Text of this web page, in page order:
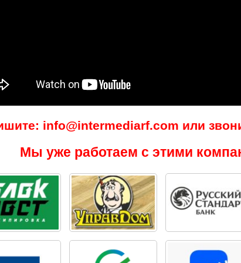
info@intermediarf.com или
Мы уже работаем с этими